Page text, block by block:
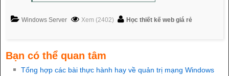
Windows Server Xem (2402) Học thiết kế web giá rẻ
Bạn có thể quan tâm
Tổng hợp các bài thực hành hay về quản trị mạng Windows